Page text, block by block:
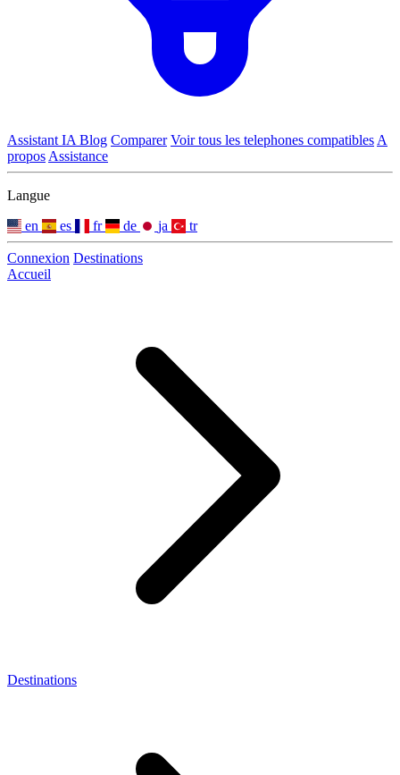
Assistant IA Blog Comparer Voir tous les telephones compatibles A
propos Assistance
Langue
en
es fr de ja tr
Connexion Destinations
Accueil
Destinations